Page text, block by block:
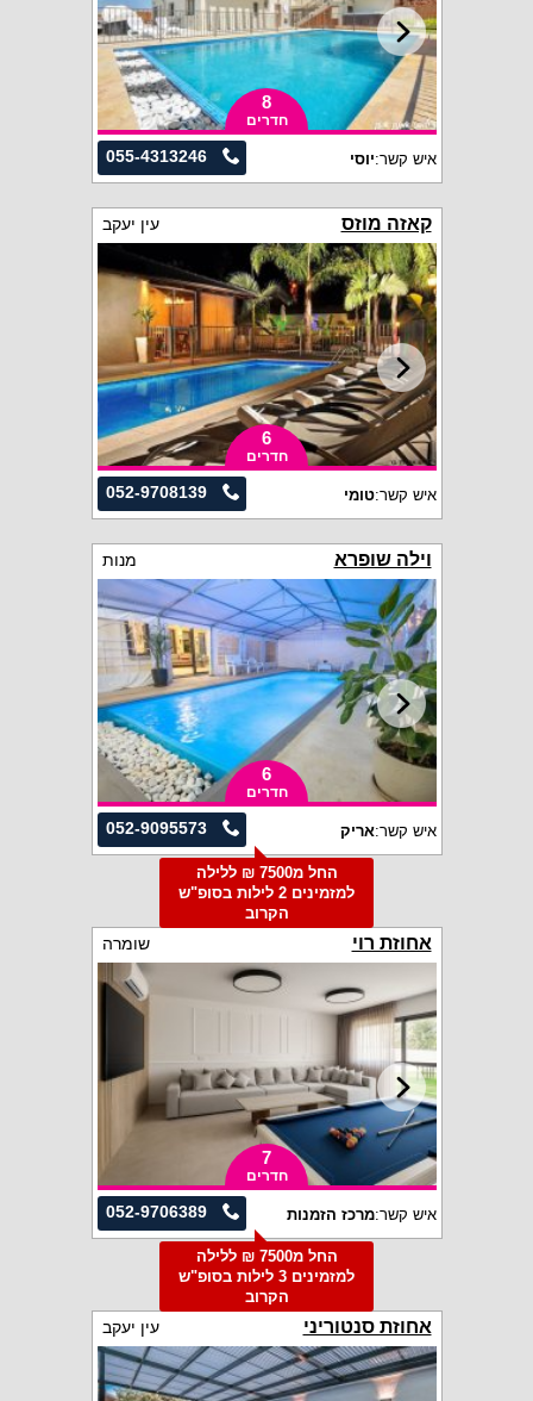
8
חדרים
055-4313246 איש קשר:יוסי
קאזה מוזס עין יעקב
6
חדרים
052-9708139 איש קשר:טומי
וילה שופרא מנות
6
חדרים
052-9095573 איש קשר:אריק
החל מ7500 ₪ ללילה
למזמינים 2 לילות בסופ"ש
הקרוב
אחוזת רוי שומרה
7
חדרים
052-9706389 איש קשר:מרכז הזמנות
החל מ7500 ₪ ללילה
למזמינים 3 לילות בסופ"ש
הקרוב
אחוזת סנטוריני עין יעקב